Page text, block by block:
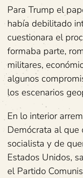
Para Trump el
había debilitado
cuestionara el
formaba parte,
militares,
algunos
los escenarios
En lo interior
Demócrata al que
socialista y de
Estados Unidos,
el Partido